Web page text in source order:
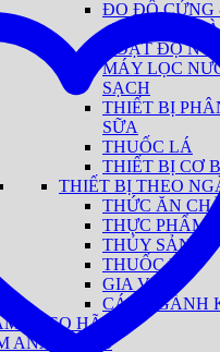
ĐO ĐỘ CỨNG
- TAN RÃ -
HOẠT ĐỘ
MÁY LỌC
SẠCH
THIẾT BỊ
SỮA
THUỐC LÁ
THIẾT BỊ CƠ
THIẾT BỊ THEO
THỨC ĂN
THỰC PHẨM
THỦY SẢN
THUỐC LÁ
GIA VỊ
CÁC NGÀNH
THEO HÃNG
ANALYTICS